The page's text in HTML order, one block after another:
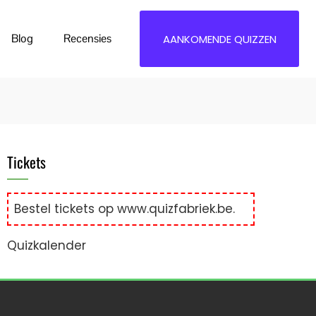
Blog Recensies AANKOMENDE QUIZZEN
Tickets
Bestel tickets op www.quizfabriek.be.
Quizkalender